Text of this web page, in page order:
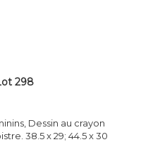
298
Dessin au crayon
38.5 x 29; 44.5 x 30